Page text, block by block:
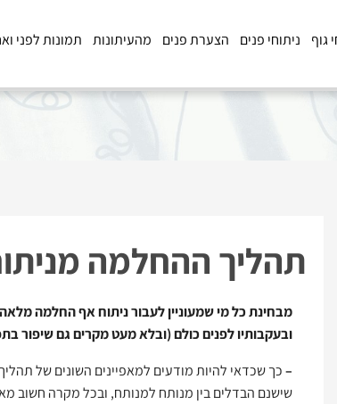
גוף ניתוחי פנים הצערת פנים מהעיתונות תמונות לפני
תהליך ההחלמה
מבחינת כל מי שמעוניין לעבור ניתוח אף החלמה
ובעקבותיו לפנים כולם (ובלא מעט מקרים גם שיפור
–כך שכדאי להיות מודעים למאפיינים השונים של
שישנם הבדלים בין מנותח למנותח, ובכל מקרה חשוב